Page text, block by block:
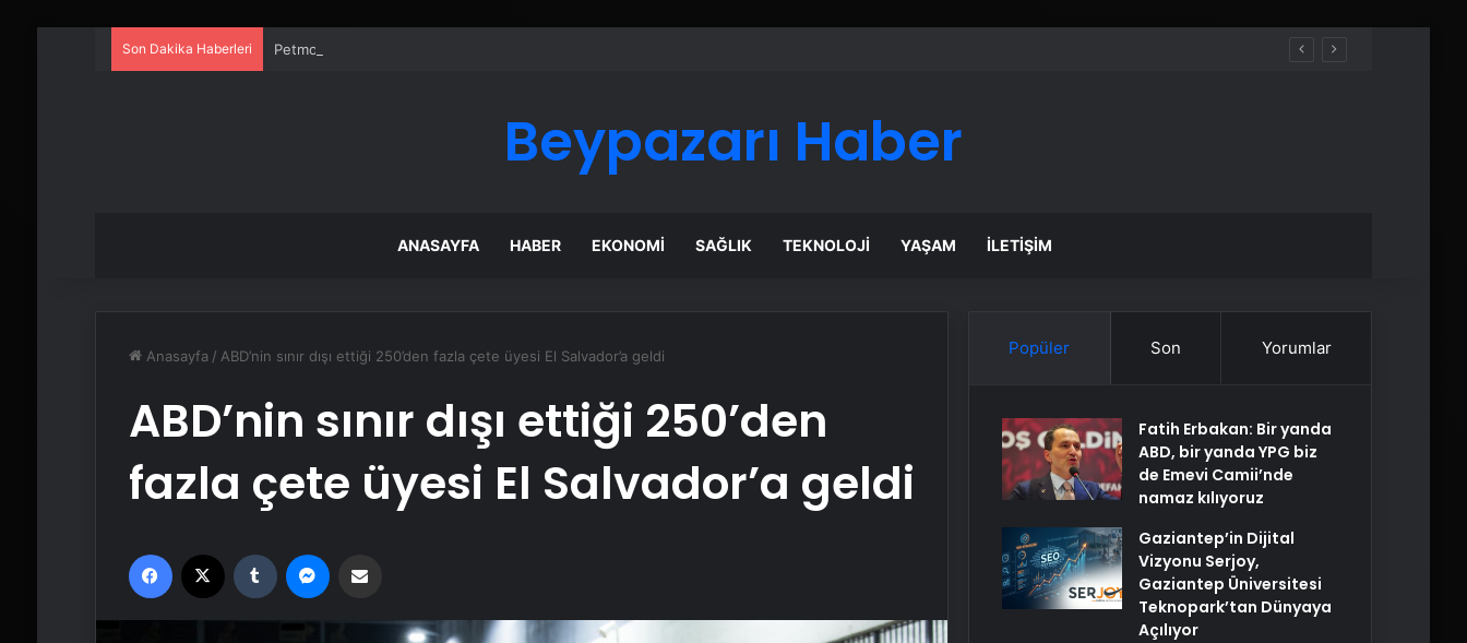
Son Dakika Haberleri Petmona : Kedi Maması ve Köpek Maması İle Tüm Evcil Hayvan Ürünleri
Beypazarı Haber
ANASAYFA HABER EKONOMI SAĞLIK TEKNOLOJI YAŞAM İLETIŞIM
Anasayfa / ABD’nin sınır dışı ettiği 250’den fazla çete üyesi El Salvador’a geldi
ABD’nin sınır dışı ettiği 250’den
fazla çete üyesi El Salvador’a geldi
Facebook Tumblr
Popüler Son Yorumlar
Fatih Erbakan: Bir yanda
ABD, bir yanda YPG biz
de Emevi Camii’nde
namaz kılıyoruz
Gaziantep’in Dijital
Vizyonu Serjoy,
Gaziantep Üniversitesi
Teknopark’tan Dünyaya
Açılıyor